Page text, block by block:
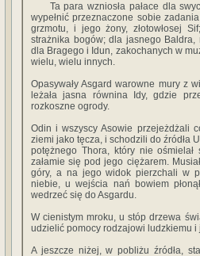
Ta para wzniosła pałace dla
wypełnić przeznaczone sobie
grzmotu, i jego żony, złotowłosej
strażnika bogów; dla jasnego Baldra,
dla Bragego i Idun, zakochanych w
wielu, wielu innych.
Opasywały Asgard warowne mury z
leżała jasna równina Idy, gdzie
rozkoszne ogrody.
Odin i wszyscy Asowie przejeżdżali
ziemi jako tęcza, i schodzili do źródła
potężnego Thora, który nie
załamie się pod jego ciężarem.
góry, a na jego widok pierzchali w
niebie, u wejścia nań bowiem
wedrzeć się do Asgardu.
W cienistym mroku, u stóp drzewa
udzielić pomocy rodzajowi ludzkiemu
A jeszcze niżej, w pobliżu źródła,